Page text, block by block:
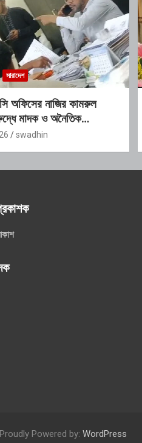
সারাদেশ
অফিসের নাজির কামরুল
মাদক ও অনৈতিক
swadhin
Proudly Powered by: WordPress